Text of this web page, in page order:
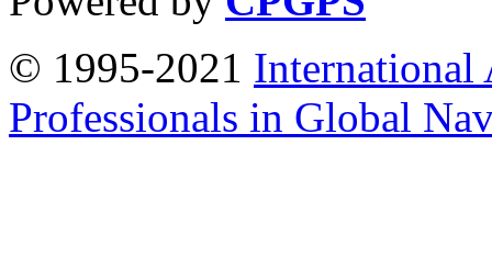
© 1995-2021 International
Professionals in Global